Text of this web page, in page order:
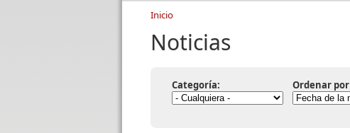
Se encuentra usted aquí
Inicio
Noticias
Categoría: Ordenar por